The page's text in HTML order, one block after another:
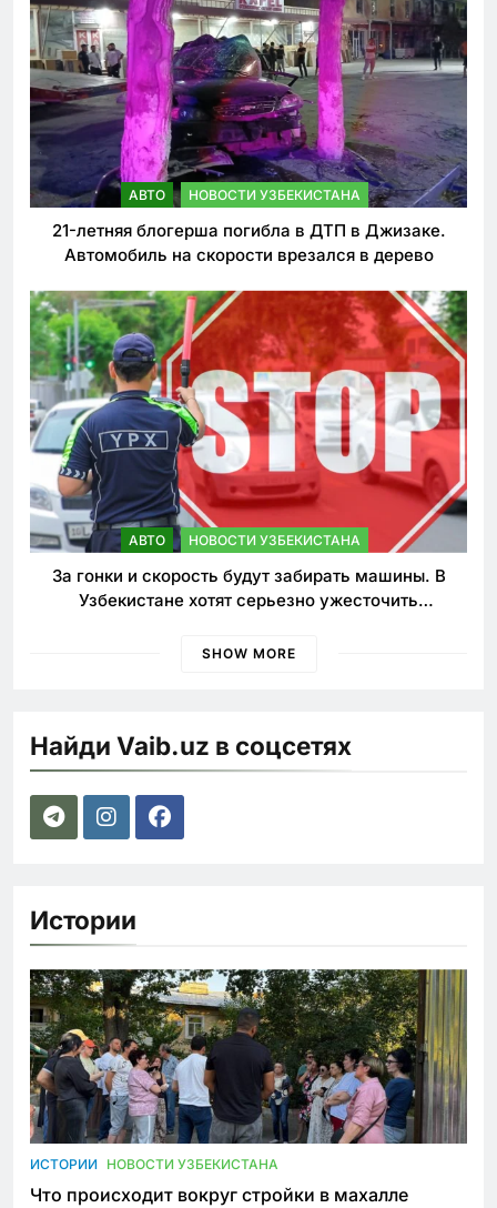
АВТО НОВОСТИ УЗБЕКИСТАНА
21-летняя блогерша погибла в ДТП в Джизаке.
Автомобиль на скорости врезался в дерево
АВТО НОВОСТИ УЗБЕКИСТАНА
За гонки и скорость будут забирать машины. В
Узбекистане хотят серьезно ужесточить
SHOW MORE
Найди Vaib.uz в соцсетях
Истории
ИСТОРИИ НОВОСТИ УЗБЕКИСТАНА
Что происходит вокруг стройки в махалле